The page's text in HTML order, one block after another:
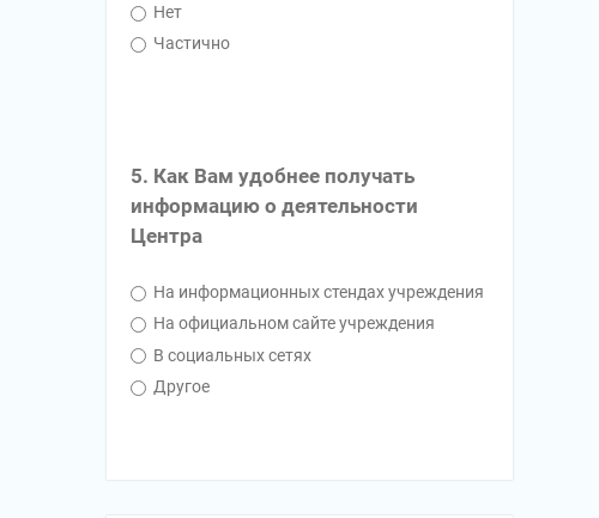
Нет
Частично
5. Как Вам удобнее получать
информацию о деятельности
Центра
На информационных стендах учреждения
На официальном сайте учреждения
В социальных сетях
Другое